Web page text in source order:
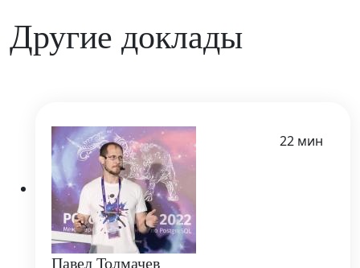
Другие доклады
Павел Толмачев
22 мин